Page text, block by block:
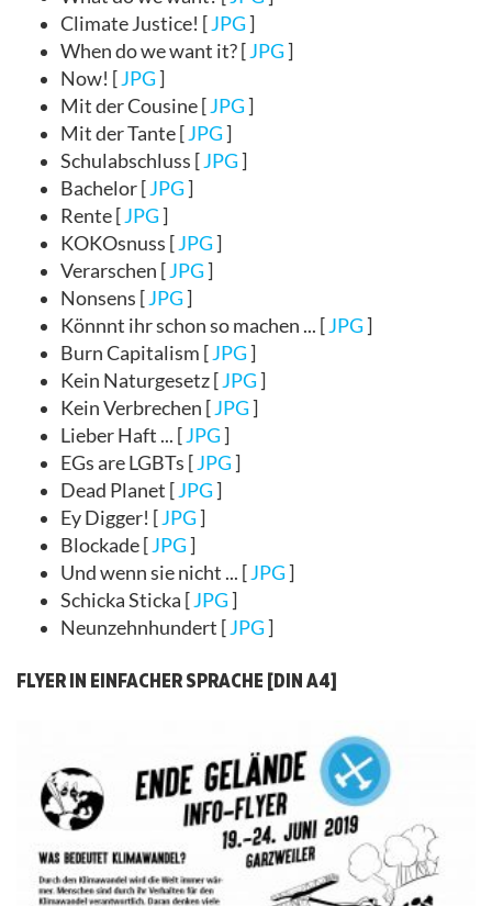
Climate Justice! [JPG]
When do we want it? [JPG]
Now! [JPG]
Mit der Cousine [JPG]
Mit der Tante [JPG]
Schulabschluss [JPG]
Bachelor [JPG]
Rente [JPG]
KOKOsnuss [JPG]
Verarschen [JPG]
Nonsens [JPG]
Könnnt ihr schon so machen ... [JPG]
Burn Capitalism [JPG]
Kein Naturgesetz [JPG]
Kein Verbrechen [JPG]
Lieber Haft ... [JPG]
EGs are LGBTs [JPG]
Dead Planet [JPG]
Ey Digger! [JPG]
Blockade [JPG]
Und wenn sie nicht ... [JPG]
Schicka Sticka [JPG]
Neunzehnhundert [JPG]
FLYER IN EINFACHER SPRACHE [DIN A4]